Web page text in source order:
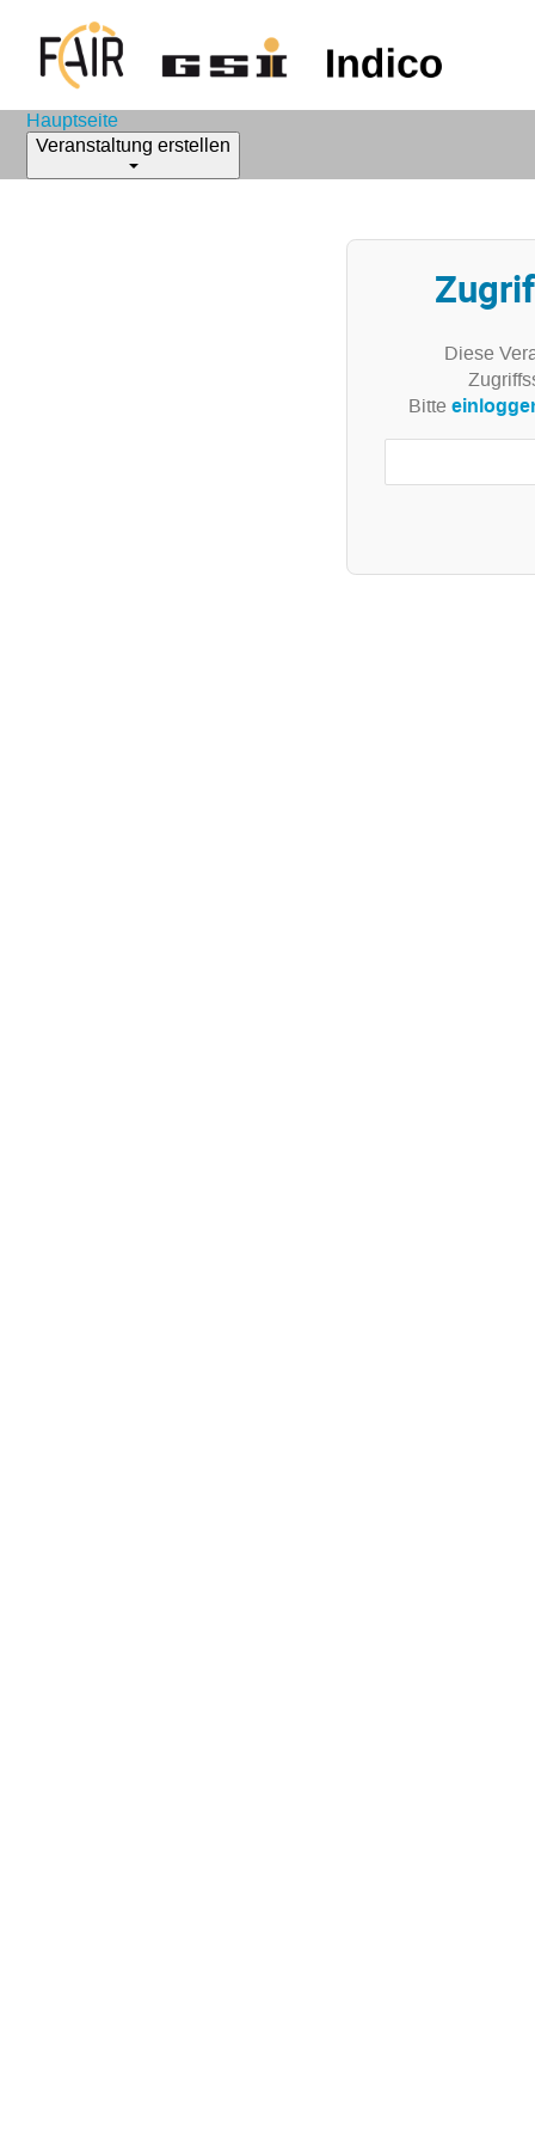
Hauptseite
Veranstaltung erstellen
Diese
Bitte